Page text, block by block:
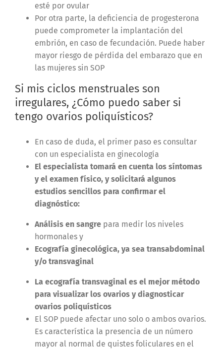
esté por ovular
Por otra parte, la deficiencia de progesterona
puede comprometer la implantación del
embrión, en caso de fecundación. Puede haber
mayor riesgo de pérdida del embarazo que en
las mujeres sin SOP
Si mis ciclos menstruales son
irregulares, ¿Cómo puedo saber si
tengo ovarios poliquísticos?
En caso de duda, el primer paso es consultar
con un especialista en ginecología
El especialista tomará en cuenta los síntomas
y el examen físico, y solicitará algunos
estudios sencillos para confirmar el
diagnóstico:
Análisis en sangrepara medir los niveles
hormonales y
Ecografía ginecológica, ya sea transabdominal
y/o transvaginal
La ecografía transvaginal es el mejor método
para visualizar los ovarios y diagnosticar
ovarios poliquísticos
El SOP puede afectar uno solo o ambos ovarios.
Es característica la presencia de un número
mayor al normal de quistes foliculares en el